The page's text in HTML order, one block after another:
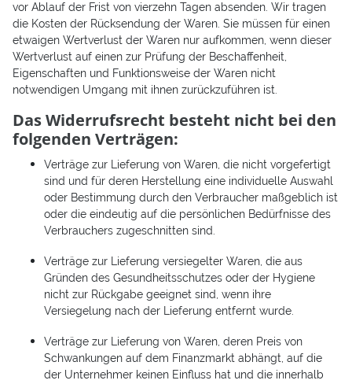
vor Ablauf der Frist von vierzehn Tagen absenden. Wir tragen
die Kosten der Rücksendung der Waren. Sie müssen für einen
etwaigen Wertverlust der Waren nur aufkommen, wenn dieser
Wertverlust auf einen zur Prüfung der Beschaffenheit,
Eigenschaften und Funktionsweise der Waren nicht
notwendigen Umgang mit ihnen zurückzuführen ist.
Das Widerrufsrecht besteht nicht bei den
folgenden Verträgen:
Verträge zur Lieferung von Waren, die nicht vorgefertigt
sind und für deren Herstellung eine individuelle Auswahl
oder Bestimmung durch den Verbraucher maßgeblich ist
oder die eindeutig auf die persönlichen Bedürfnisse des
Verbrauchers zugeschnitten sind.
Verträge zur Lieferung versiegelter Waren, die aus
Gründen des Gesundheitsschutzes oder der Hygiene
nicht zur Rückgabe geeignet sind, wenn ihre
Versiegelung nach der Lieferung entfernt wurde.
Verträge zur Lieferung von Waren, deren Preis von
Schwankungen auf dem Finanzmarkt abhängt, auf die
der Unternehmer keinen Einfluss hat und die innerhalb